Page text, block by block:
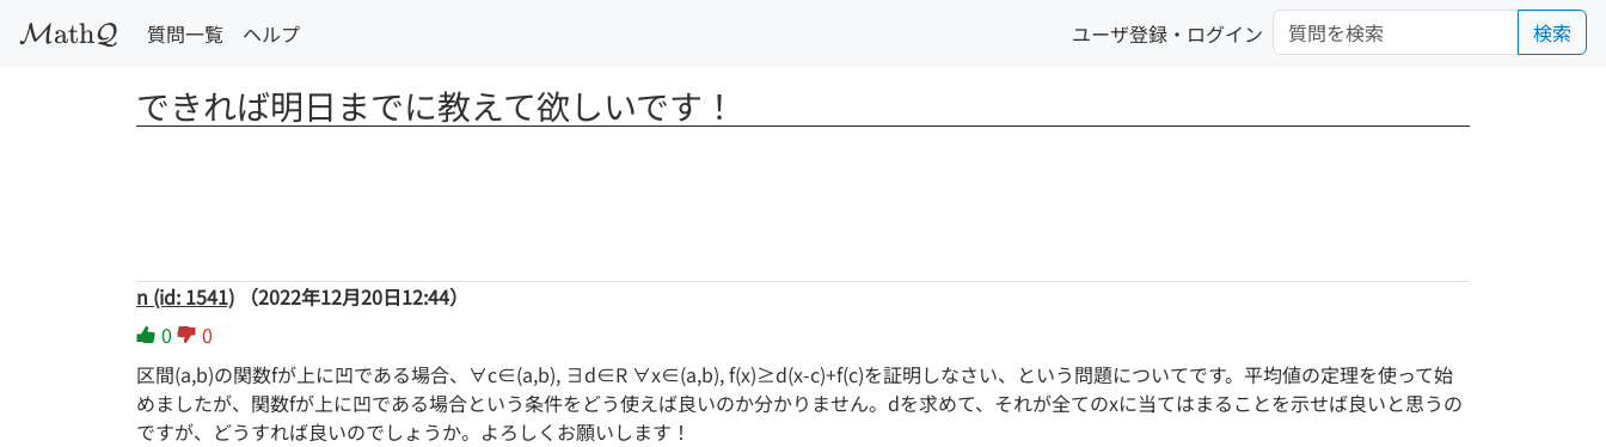
MathQ 質問一覧 ヘルプ ユーザ登録・ログイン 検索
できれば明日までに教えて欲しいです！
n (id: 1541)
（2022年12月20日12:44）
0
0
区間(a,b)の関数fが上に凹である場合、∀c∈(a,b), ∃d∈R ∀x∈(a,b), f(x)≥d(x-c)+f(c)を証明しなさい、という問題についてです。平均値の定理を使って始
めましたが、関数fが上に凹である場合という条件をどう使えば良いのか分かりません。dを求めて、それが全てのxに当てはまることを示せば良いと思うの
ですが、どうすれば良いのでしょうか。よろしくお願いします！